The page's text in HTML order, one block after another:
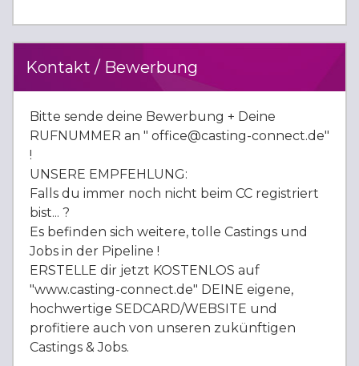
Kontakt / Bewerbung
Bitte sende deine Bewerbung + Deine
RUFNUMMER an " office@casting-connect.de"
!
UNSERE EMPFEHLUNG:
Falls du immer noch nicht beim CC registriert
bist... ?
Es befinden sich weitere, tolle Castings und
Jobs in der Pipeline !
ERSTELLE dir jetzt KOSTENLOS auf
"www.casting-connect.de" DEINE eigene,
hochwertige SEDCARD/WEBSITE und
profitiere auch von unseren zukünftigen
Castings & Jobs.